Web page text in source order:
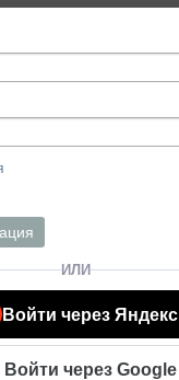
ИЛИ
Войти через Яндекс
Войти через Google